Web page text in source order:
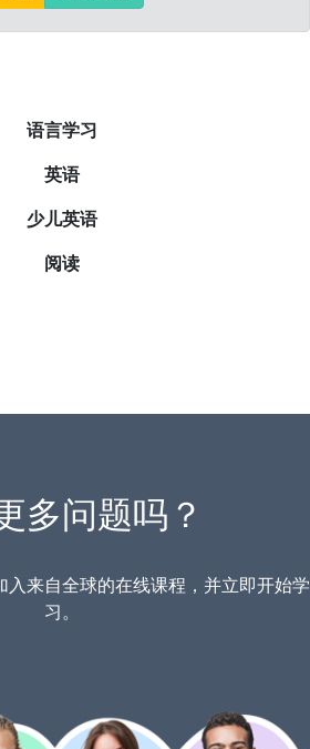
语言学习
英语
少儿英语
阅读
多问题吗？
入来自全球的在线课程，并立即开始学
习。